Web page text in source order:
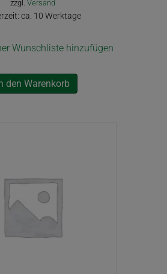
zzgl. Versand
ca. 10 Werktage
Wunschliste hinzufügen
den Warenkorb